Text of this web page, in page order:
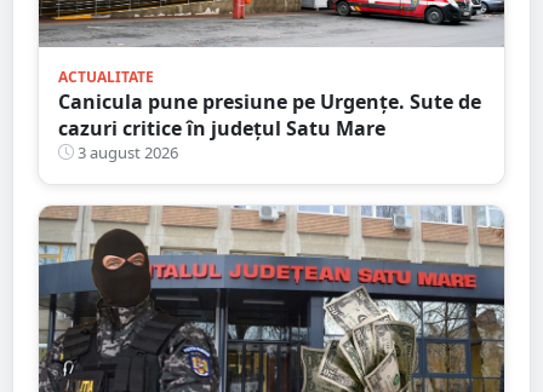
ACTUALITATE
Canicula pune presiune pe Urgențe. Sute de
cazuri critice în județul Satu Mare
3 august 2026